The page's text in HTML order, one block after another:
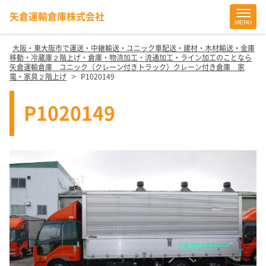
矢倉運輸倉庫株式会社
MENU
大阪・東大阪市で運送・中継輸送・ユニック車配送・建材・木材輸送・金庫
移動・冷蔵庫２階上げ・倉庫・物流加工・流通加工・ライン加工のことなら
矢倉運輸倉庫 ユニック（クレーン付きトラック）クレーン付き倉庫 家
電・家具２階上げ
> P1020149
P1020149
Site
Footer